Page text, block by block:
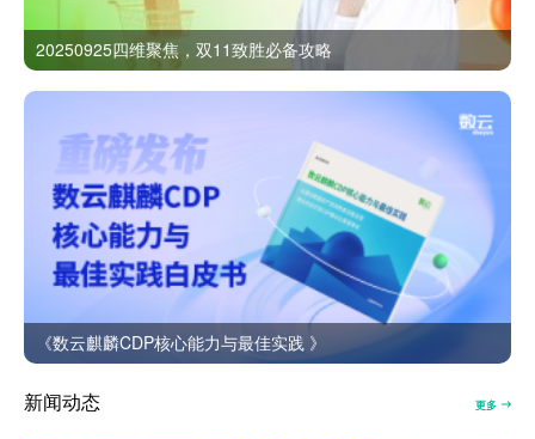
20250925四维聚焦，双11致胜必备攻略
《数云麒麟CDP核心能力与最佳实践 》
新闻动态 更多